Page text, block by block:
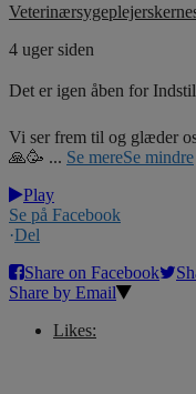
4 uger siden
Det er igen åben for
Vi ser frem til og glæder
🙏🥳 ... Se mereSe mindre
Play
Se på Facebook
·Del
Share on Facebook
Share by Email
Likes: